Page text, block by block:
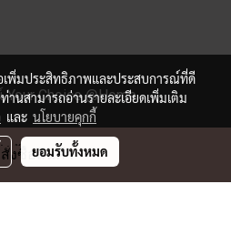
สั่งซื้อสินค้า
Choice @Home
All Rights Reserved
เพิ่มประสิทธิภาพและประสบการณ์ที่ดี
านสามารถอ่านรายละเอียดเพิ่มเติม
และ นโยบายคุกกี้
ยอมรับทั้งหมด